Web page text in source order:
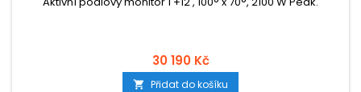
30 190 Kč
 Přidat do košíku